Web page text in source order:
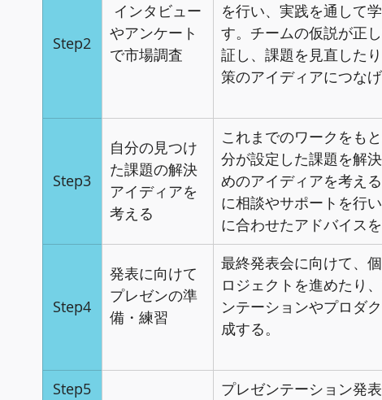
Step2
インタビュー
やアンケート
で市場調査
を行い、実践を通して
す。チームの仮説が正
証し、課題を見直した
策のアイディアにつなげ
Step3
自分の見つけ
た課題の解決
アイディアを
考える
これまでのワークをも
分が設定した課題を解
めのアイディアを考え
に相談やサポートを行
に合わせたアドバイスを
Step4
発表に向けて
プレゼンの準
備・練習
最終発表会に向けて、
ロジェクトを進めたり
ンテーションやプロダ
成する。
Step5 プレゼンテーション発表